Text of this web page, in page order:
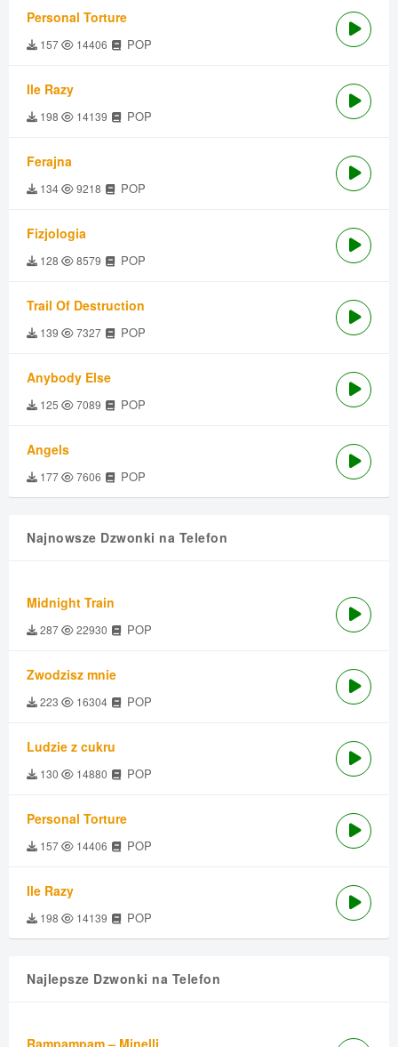
Personal Torture
157 14406 POP
Ile Razy
198 14139 POP
Ferajna
134 9218 POP
Fizjologia
128 8579 POP
Trail Of Destruction
139 7327 POP
Anybody Else
125 7089 POP
Angels
177 7606 POP
Najnowsze Dzwonki na Telefon
Midnight Train
287 22930 POP
Zwodzisz mnie
223 16304 POP
Ludzie z cukru
130 14880 POP
Personal Torture
157 14406 POP
Ile Razy
198 14139 POP
Najlepsze Dzwonki na Telefon
Rampampam – Minelli